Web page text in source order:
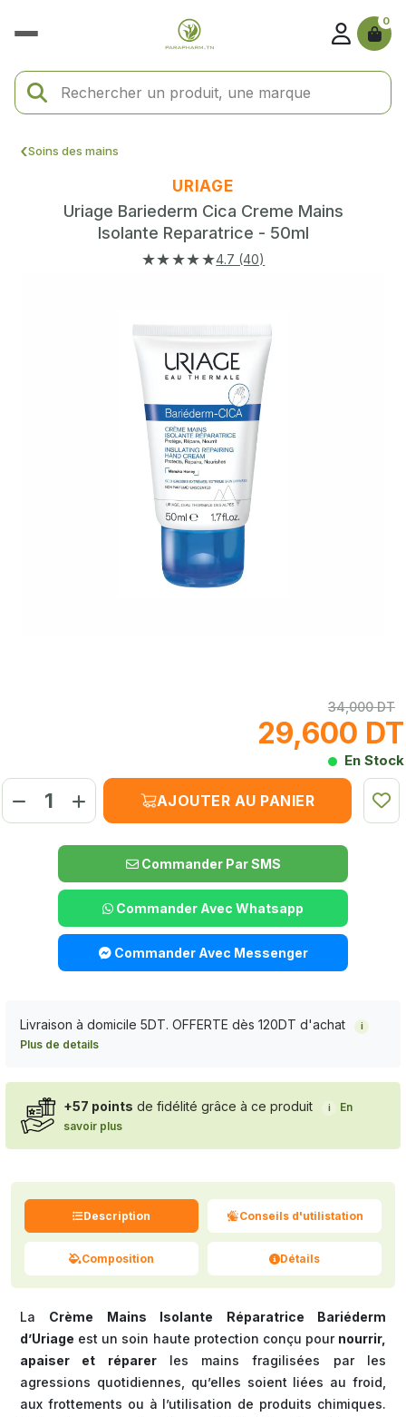
0
Soins des mains
URIAGE
Uriage Bariederm Cica Creme Mains
Isolante Reparatrice - 50ml
★★★★★4.7 (40)
34,000 DT
29,600 DT
En Stock
AJOUTER AU PANIER
Commander Par SMS
Commander Avec Whatsapp
Commander Avec Messenger
Livraison à domicile 5DT. OFFERTE dès 120DT d'achat i
Plus de details
+57 points de fidélité grâce à ce produit i
En
savoir plus
Description Conseils d'utilistation
Composition Détails
La Crème Mains Isolante Réparatrice Bariéderm
d’Uriage est un soin haute protection conçu pour nourrir,
apaiser et réparerles mains fragilisées par les
agressions quotidiennes, qu’elles soient liées au froid,
aux frottements ou à l’utilisation de produits chimiques.